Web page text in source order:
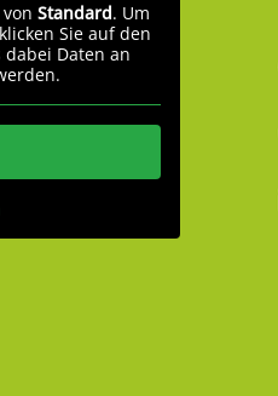
Standard. Um
Sie auf den
Daten an